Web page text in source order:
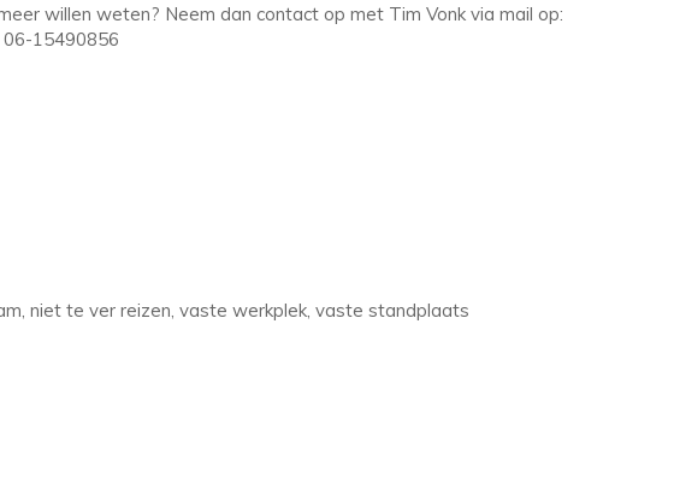
willen weten? Neem dan contact op met Tim Vonk via mail op:
15490856
niet te ver reizen, vaste werkplek, vaste standplaats